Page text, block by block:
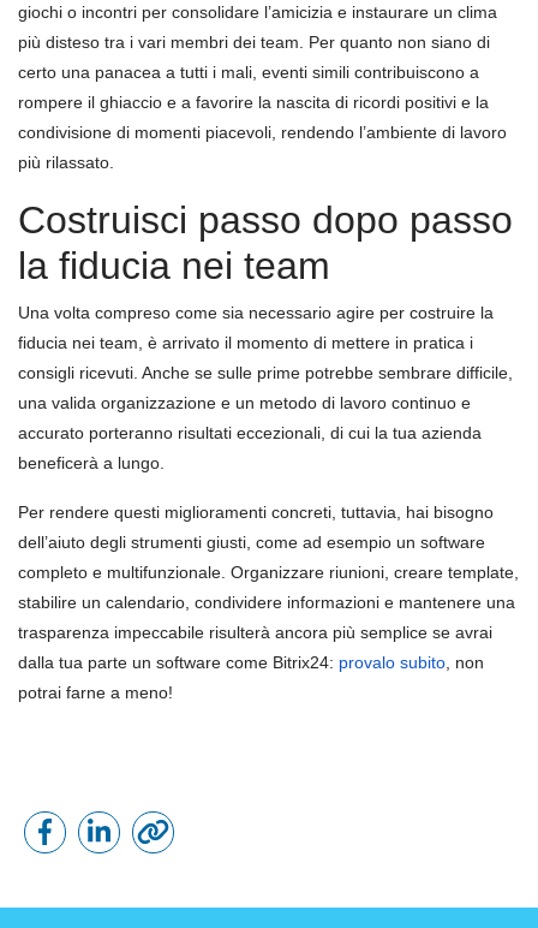
giochi o incontri per consolidare l’amicizia e instaurare un clima
più disteso tra i vari membri dei team. Per quanto non siano di
certo una panacea a tutti i mali, eventi simili contribuiscono a
rompere il ghiaccio e a favorire la nascita di ricordi positivi e la
condivisione di momenti piacevoli, rendendo l’ambiente di lavoro
più rilassato.
Costruisci passo dopo passo
la fiducia nei team
Una volta compreso come sia necessario agire per costruire la
fiducia nei team, è arrivato il momento di mettere in pratica i
consigli ricevuti. Anche se sulle prime potrebbe sembrare difficile,
una valida organizzazione e un metodo di lavoro continuo e
accurato porteranno risultati eccezionali, di cui la tua azienda
beneficerà a lungo.
Per rendere questi miglioramenti concreti, tuttavia, hai bisogno
dell’aiuto degli strumenti giusti, come ad esempio un software
completo e multifunzionale. Organizzare riunioni, creare template,
stabilire un calendario, condividere informazioni e mantenere una
trasparenza impeccabile risulterà ancora più semplice se avrai
dalla tua parte un software come Bitrix24: provalo subito , non
potrai farne a meno!